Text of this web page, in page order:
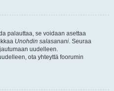
palauttaa, se voidaan asettaa
Unohdin salasanani. Seuraa
uudelleen.
ota yhteyttä foorumin